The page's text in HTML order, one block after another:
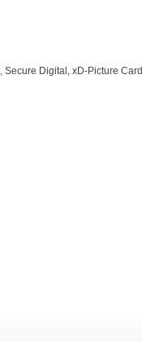
Secure Digital, xD-Picture Card